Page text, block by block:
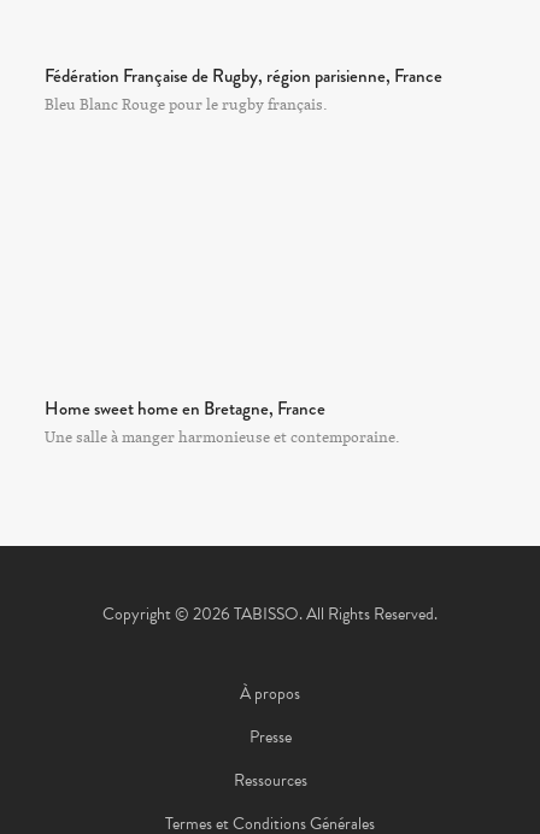
Fédération Française de Rugby, région parisienne, France
Bleu Blanc Rouge pour le rugby français.
Home sweet home en Bretagne, France
Une salle à manger harmonieuse et contemporaine.
Copyright © 2026 TABISSO. All Rights Reserved.
À propos
Presse
Ressources
Termes et Conditions Générales